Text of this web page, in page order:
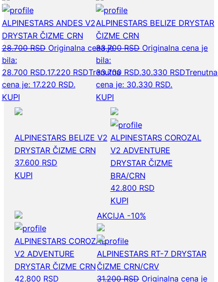
ALPINESTARS ANDES V2
DRYSTAR ČIZME CRN
28.700RSD Originalna cena je
bila:
28.700 RSD.17.220 RSDTrenutna
cena je: 17.220 RSD.
KUPI
ALPINESTARS BELIZE DRYSTAR
ČIZME CRN
33.700RSD Originalna cena je
bila:
33.700 RSD.30.330 RSDTrenutna
cena je: 30.330 RSD.
KUPI
ALPINESTARS BELIZE V2
DRYSTAR ČIZME CRN
37.600 RSD
KUPI
ALPINESTARS COROZAL
V2 ADVENTURE
DRYSTAR ČIZME
BRA/CRN
42.800 RSD
KUPI
ALPINESTARS COROZAL
V2 ADVENTURE
DRYSTAR ČIZME CRN
42.800 RSD
AKCIJA -10%
ALPINESTARS RT-7 DRYSTAR
ČIZME CRN/CRV
31.200RSD Originalna cena je